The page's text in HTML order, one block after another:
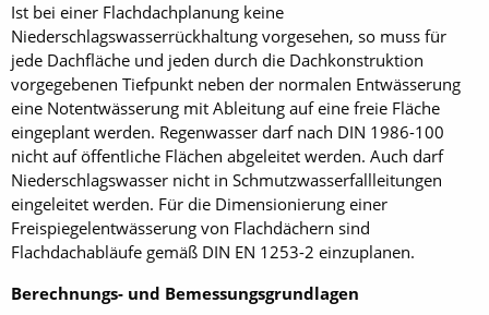
Ist bei einer Flachdachplanung keine
Niederschlagswasserrückhaltung vorgesehen, so muss für
jede Dachfläche und jeden durch die Dachkonstruktion
vorgegebenen Tiefpunkt neben der normalen Entwässerung
eine Notentwässerung mit Ableitung auf eine freie Fläche
eingeplant werden. Regenwasser darf nach DIN 1986-100
nicht auf öffentliche Flächen abgeleitet werden. Auch darf
Niederschlagswasser nicht in Schmutzwasserfallleitungen
eingeleitet werden. Für die Dimensionierung einer
Freispiegelentwässerung von Flachdächern sind
Flachdachabläufe gemäß DIN EN 1253-2 einzuplanen.
Berechnungs- und Bemessungsgrundlagen